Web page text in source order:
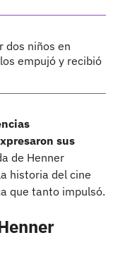
dos niños en
empujó y recibió
sus
de Henner
historia del cine
que tanto impulsó.